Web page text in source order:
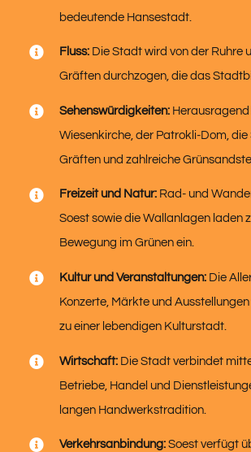
bedeutende Hansestadt.
Fluss: Die Stadt wird von der Ruhre
Gräften durchzogen, die das
Sehenswürdigkeiten:
Wiesenkirche, der Patrokli-Dom,
Gräften und zahlreiche
Freizeit und Natur: Rad- und
Soest sowie die Wallanlagen laden
Bewegung im Grünen ein.
Kultur und Veranstaltungen: Die
Konzerte, Märkte und
zu einer lebendigen Kulturstadt.
Wirtschaft: Die Stadt verbindet
Betriebe, Handel und
langen Handwerkstradition.
Verkehrsanbindung:Soest verfügt